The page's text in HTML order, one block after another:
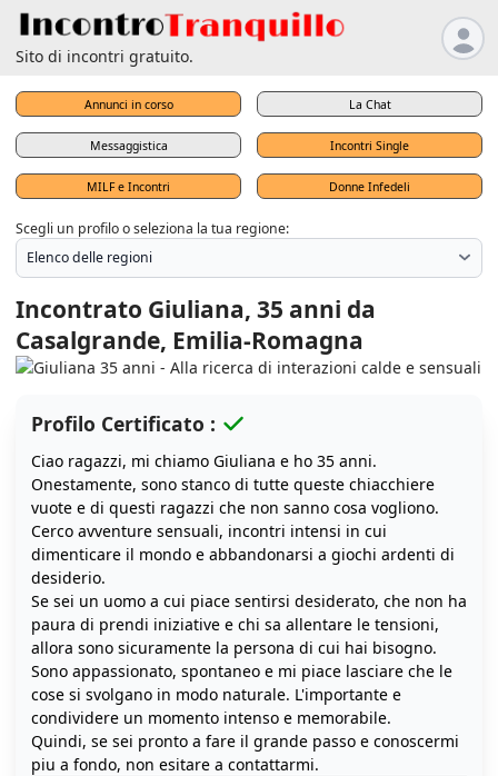
Sito di incontri gratuito.
Annunci in corso La Chat
Messaggistica Incontri Single
MILF e Incontri Donne Infedeli
Scegli un profilo o seleziona la tua regione:
Incontrato Giuliana, 35 anni da
Casalgrande, Emilia-Romagna
Profilo Certificato :
Ciao ragazzi, mi chiamo Giuliana e ho 35 anni.
Onestamente, sono stanco di tutte queste chiacchiere
vuote e di questi ragazzi che non sanno cosa vogliono.
Cerco avventure sensuali, incontri intensi in cui
dimenticare il mondo e abbandonarsi a giochi ardenti di
desiderio.
Se sei un uomo a cui piace sentirsi desiderato, che non ha
paura di prendi iniziative e chi sa allentare le tensioni,
allora sono sicuramente la persona di cui hai bisogno.
Sono appassionato, spontaneo e mi piace lasciare che le
cose si svolgano in modo naturale. L'importante e
condividere un momento intenso e memorabile.
Quindi, se sei pronto a fare il grande passo e conoscermi
piu a fondo, non esitare a contattarmi.